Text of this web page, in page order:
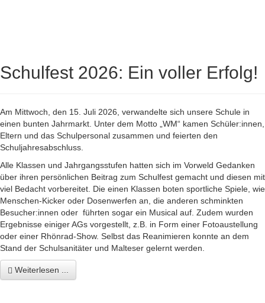
Schulfest 2026: Ein voller Erfolg!
Am Mittwoch, den 15. Juli 2026, verwandelte sich unsere Schule in
einen bunten Jahrmarkt. Unter dem Motto „WM“ kamen Schüler:innen,
Eltern und das Schulpersonal zusammen und feierten den
Schuljahresabschluss.
Alle Klassen und Jahrgangsstufen hatten sich im Vorweld Gedanken
über ihren persönlichen Beitrag zum Schulfest gemacht und diesen mit
viel Bedacht vorbereitet. Die einen Klassen boten sportliche Spiele, wie
Menschen-Kicker oder Dosenwerfen an, die anderen schminkten
Besucher:innen oder führten sogar ein Musical auf. Zudem wurden
Ergebnisse einiger AGs vorgestellt, z.B. in Form einer Fotoaustellung
oder einer Rhönrad-Show. Selbst das Reanimieren konnte an dem
Stand der Schulsanitäter und Malteser gelernt werden.
Weiterlesen ...